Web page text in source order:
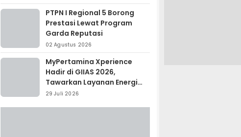
PTPN I Regional 5 Borong
Prestasi Lewat Program
Garda Reputasi
02 Agustus 2026
MyPertamina Xperience
Hadir di GIIAS 2026,
Tawarkan Layanan Energi
Terintegrasi
29 Juli 2026